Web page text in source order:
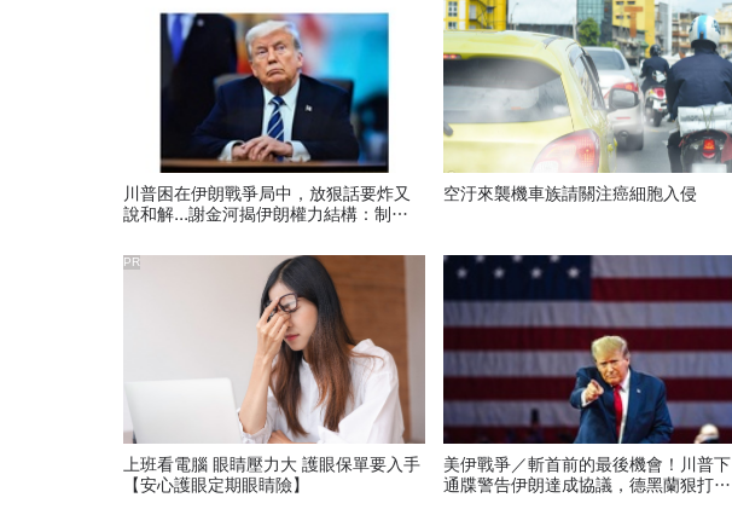
川普困在伊朗戰爭局中，放狠話要炸又
說和解...謝金河揭伊朗權力結構：制度
空汙來襲機車族請關注癌細胞入侵
上班看電腦 眼睛壓力大 護眼保單要入手
【安心護眼定期眼睛險】
PR
美伊戰爭／斬首前的最後機會！川普下
通牒警告伊朗達成協議，德黑蘭狠打